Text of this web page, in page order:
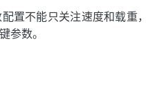
置不能只关注速度和载重，
参数。